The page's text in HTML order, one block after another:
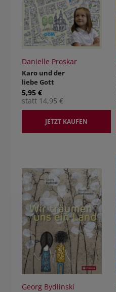
Danielle Proskar
Karo und der
liebe Gott
5,95 €
statt 14,95 €
JETZT KAUFEN
Georg Bydlinski